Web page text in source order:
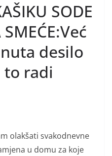
SODE
desilo
to radi
olakšati svakodnevne
u domu za koje